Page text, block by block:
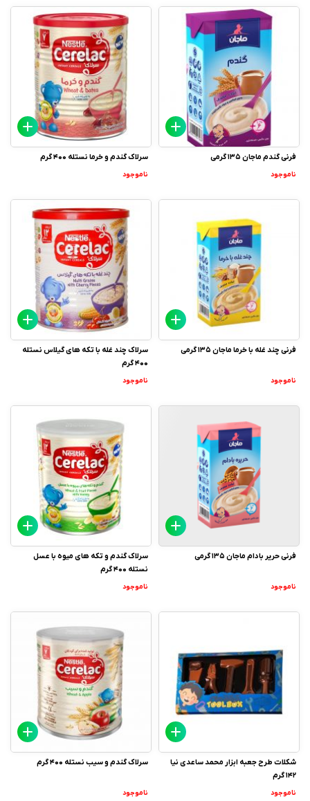
فرنی گندم ماجان 135 گرمی
ناموجود
سرلاک گندم و خرما نستله 400 گرم
ناموجود
فرنی چند غله با خرما ماجان 135 گرمی
ناموجود
سرلاک چند غله با تکه های گیلاس نستله
400 گرم
ناموجود
فرنی حریر بادام ماجان 135 گرمی
ناموجود
سرلاک گندم و تکه های میوه با عسل
نستله 400 گرم
ناموجود
شکلات طرح جعبه ابزار محمد ساعدی نیا
142 گرم
ناموجود
سرلاک گندم و سیب نستله 400 گرم
ناموجود